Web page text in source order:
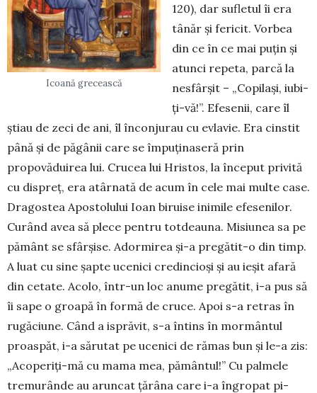
Icoană grecească
120), dar sufletul îi era
tânăr și fericit. Vorbea
din ce în ce mai puțin și
atunci repeta, parcă la
nesfârșit – „Copilași, iubi­
ți-vă!”. Efesenii, care îl
știau de zeci de ani, îl înconjurau cu evlavie. Era cinstit
până și de păgânii care se împuținaseră prin
propovăduirea lui. Crucea lui Hris­tos, la început privită
cu dispreț, era atâr­nată de acum în cele mai multe case.
Dragostea Apostolului Ioan birui­se ini­mile efesenilor.
Curând avea să plece pentru totdeauna. Misiunea sa pe
pă­mânt se sfârșise. Adormirea și-a pre­gă­tit-o din timp.
A luat cu sine șapte uce­nici credincioși și au ieșit afară
din ce­tate. Acolo, într-un loc anume pregă­tit, i-a pus să
îi sape o groapă în formă de cruce. Apoi s-a retras în
rugăciune. Când a isprăvit, s-a întins în mormântul
proas­păt, i-a sărutat pe ucenici de rămas bun și le-a zis:
„Aco­periți-mă cu mama mea, pământul!” Cu palmele
tremurân­de au aruncat țărâna care i-a îngropat pi­